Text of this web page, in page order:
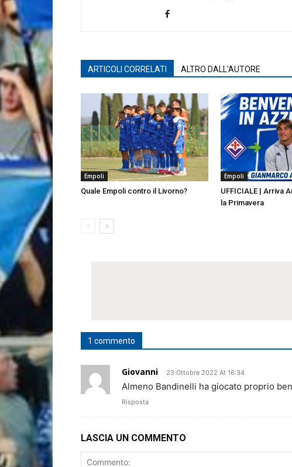
ARTICOLI CORRELATI ALTRO DALL'AUTORE
Empoli
Quale Empoli contro il Livorno?
Empoli
UFFICIALE | Arriva
la Primavera
1 commento
Giovanni 23 Ottobre 2022 At 16:34
Almeno Bandinelli ha giocato proprio
Risposta
LASCIA UN COMMENTO